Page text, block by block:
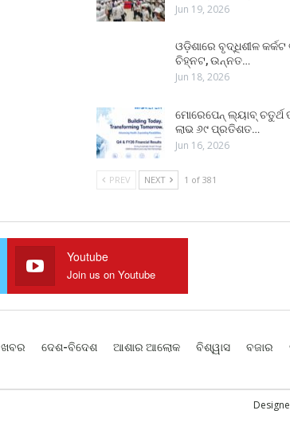
Jun 19, 2026
ଓଡ଼ିଶାରେ ବୃଦ୍ଧିଶୀଳ
ଚିହ୍ନଟ, ଉନ୍ନତ…
Jun 18, 2026
ମୋରେପେନ୍ ଲ୍ୟାବ୍ ଚତୁର୍ଥ
ଲାଭ ୬୯ ପ୍ରତିଶତ…
Jun 16, 2026
PREV NEXT 1 of 381
Youtube
Join us on Youtube
ଖବର ଦେଶ-ବିଦେଶ ଆଶାର ଆଲୋକ ବିଶ୍ୱାସ ବଜାର